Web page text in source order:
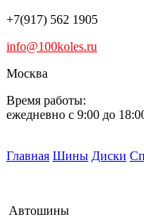
+7(917) 562 1905
info@100koles.ru
Москва
Время работы:
ежедневно с 9:00 до
Главная Шины Диски
Автошины